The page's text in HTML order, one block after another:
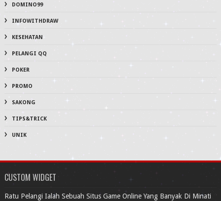
DOMINO99
INFOWITHDRAW
KESEHATAN
PELANGI QQ
POKER
PROMO
SAKONG
TIPS&TRICK
UNIK
CUSTOM WIDGET
Ratu Pelangi Ialah Sebuah Situs Game Online Yang Banyak Di Minati